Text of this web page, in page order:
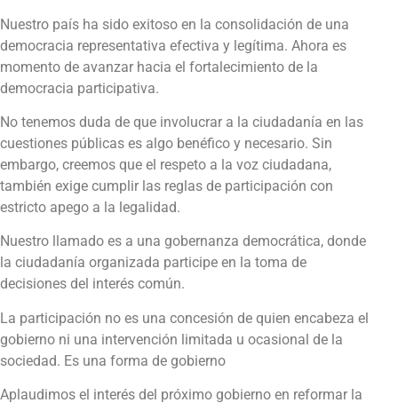
Nuestro país ha sido exitoso en la consolidación de una
democracia representativa efectiva y legítima. Ahora es
momento de avanzar hacia el fortalecimiento de la
democracia participativa.
No tenemos duda de que involucrar a la ciudadanía en las
cuestiones públicas es algo benéfico y necesario. Sin
embargo, creemos que el respeto a la voz ciudadana,
también exige cumplir las reglas de participación con
estricto apego a la legalidad.
Nuestro llamado es a una gobernanza democrática, donde
la ciudadanía organizada participe en la toma de
decisiones del interés común.
La participación no es una concesión de quien encabeza el
gobierno ni una intervención limitada u ocasional de la
sociedad. Es una forma de gobierno
Aplaudimos el interés del próximo gobierno en reformar la